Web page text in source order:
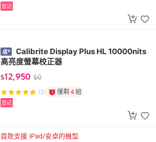
登記
Calibrite Display Plus HL 10000nits
高亮度螢幕校正器
$12,950 $0
(2) 僅剩 4 組
登記
首款支援 iPad/安卓的機型